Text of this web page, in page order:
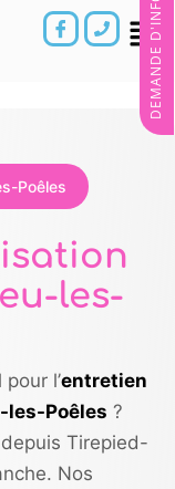
Poêles
les-
l’entretien
les-Poêles ?
Tirepied-
Nos